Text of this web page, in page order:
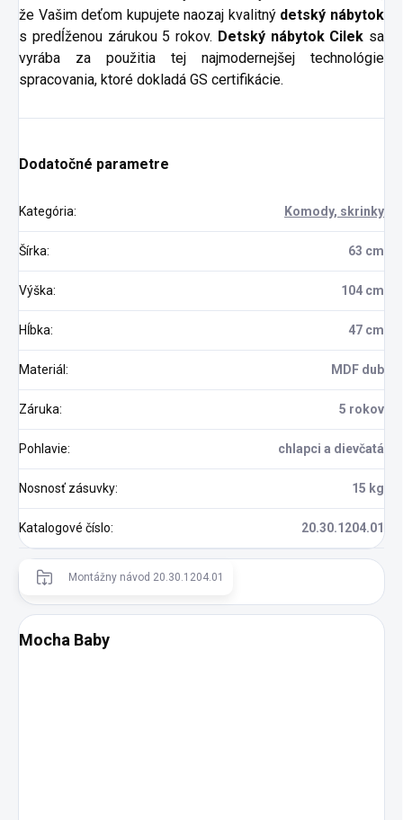
že Vašim deťom kupujete naozaj kvalitný detský nábytok
s predĺženou zárukou 5 rokov. Detský nábytok Cilek sa
vyrába za použitia tej najmodernejšej technológie
spracovania, ktoré dokladá GS certifikácie.
Dodatočné parametre
Kategória: Komody, skrinky
Šírka: 63 cm
Výška: 104 cm
Hĺbka: 47 cm
Materiál : MDF dub
Záruka: 5 rokov
Pohlavie: chlapci a dievčatá
Nosnosť zásuvky: 15 kg
Katalogové číslo: 20.30.1204.01
Montážny návod 20.30.1204.01
Mocha Baby